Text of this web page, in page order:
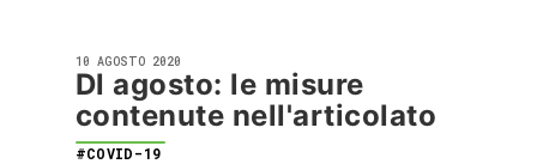
10 AGOSTO 2020
Dl agosto: le misure
contenute nell'articolato
#COVID-19